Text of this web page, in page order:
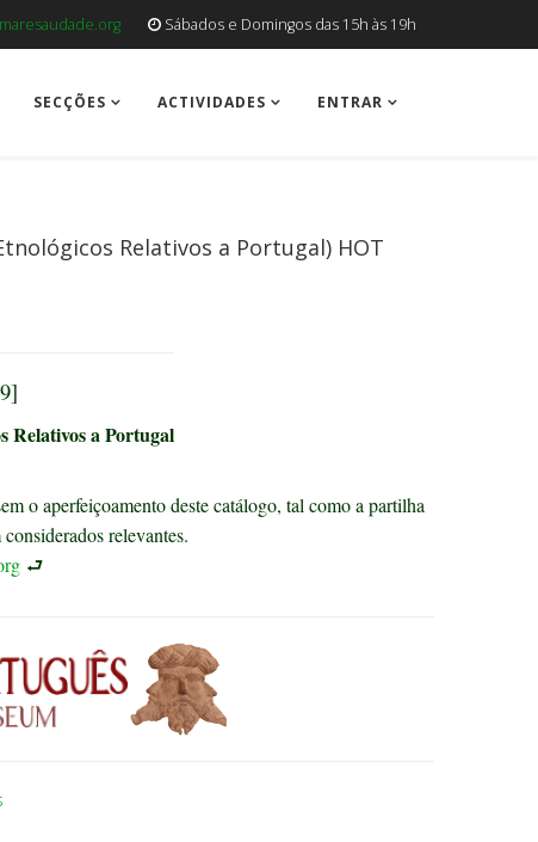
Sábados e Domingos das 15h às 19h
SECÇÕES ACTIVIDADES ENTRAR
Relativos a Portugal) HOT
Relativos a Portugal
o aperfeiçoamento deste catálogo, tal como a partilha
relevantes.
⮐